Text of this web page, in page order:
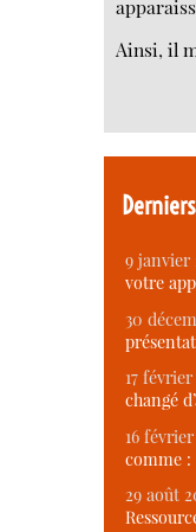
Ainsi, il
9 janvier
votre
30
17
changé
16
comme :
29 août